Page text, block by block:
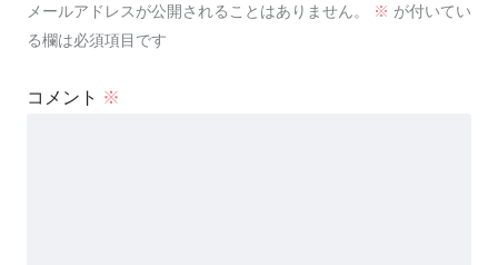
メールアドレスが公開されることはありません。 ※ が付いてい
る欄は必須項目です
コメント ※